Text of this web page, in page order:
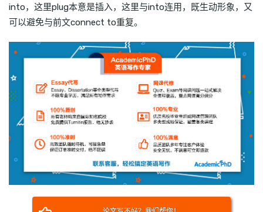
into，这里plug本意是插入，这里与into连用，既生动形象，又
可以避免与前文connect to重复。